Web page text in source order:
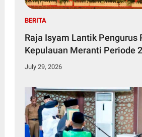
BERITA
Raja Isyam Lantik Pengurus
Kepulauan Meranti Periode
July 29, 2026